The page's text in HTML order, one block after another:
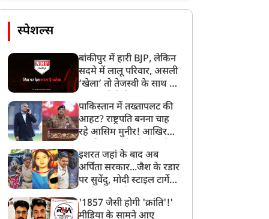
स्पेशल्स
बांकीपुर में हारी BJP, लेकिन
सदमे में लालू परिवार, असली
‘खेला’ तो तेजस्वी के साथ हो
पाकिस्तान में तख्तापलट की
आहट? राष्ट्रपति बनना चाह
रहे आसिम मुनीर! आखिर
बनाया मोहरा?
इशरत जहां के बाद अब
अर्पिता सरकार...जैश के रडार
पर सुवेंदु, मोदी स्टाइल टार्गेट
बड़ा एक्शन!
'1857 जैसी होगी 'क्रांति'!'
मीडिया के सामने आए